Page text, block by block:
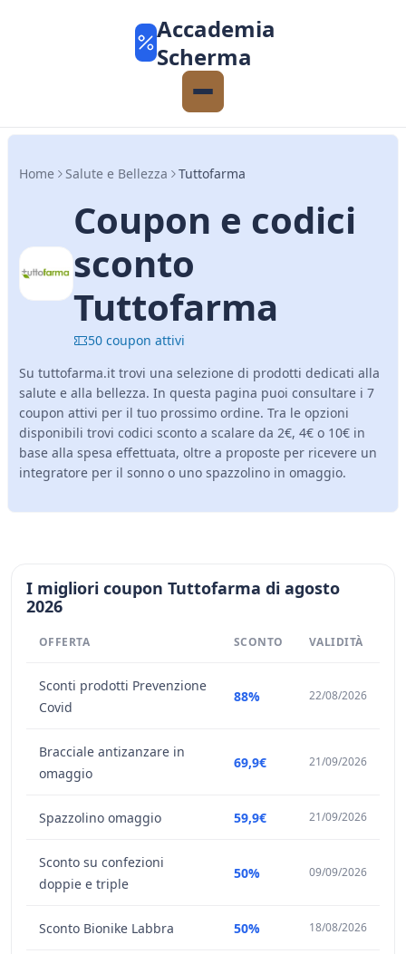
Accademia
Scherma
Home Salute e Bellezza Tuttofarma
Coupon e codici
sconto
Tuttofarma
50 coupon attivi
Su tuttofarma.it trovi una selezione di prodotti dedicati alla
salute e alla bellezza. In questa pagina puoi consultare i 7
coupon attivi per il tuo prossimo ordine. Tra le opzioni
disponibili trovi codici sconto a scalare da 2€, 4€ o 10€ in
base alla spesa effettuata, oltre a proposte per ricevere un
integratore per il sonno o uno spazzolino in omaggio.
I migliori coupon Tuttofarma di agosto
2026
OFFERTA SCONTO VALIDITÀ
Sconti prodotti Prevenzione
Covid
88% 22/08/2026
Bracciale antizanzare in
omaggio
69,9€ 21/09/2026
Spazzolino omaggio 59,9€ 21/09/2026
Sconto su confezioni
doppie e triple
50% 09/09/2026
Sconto Bionike Labbra 50% 18/08/2026